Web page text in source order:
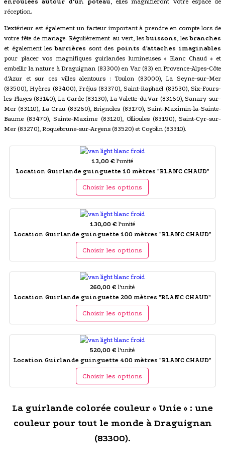
réception.
L'extérieur est également un facteur important à prendre en compte lors de
votre fête de mariage. Régulièrement au vert, lesbuissons , lesbranches
et également lesbarrières sont des points d'attaches imaginables
pour placer vos magnifiques guirlandes lumineuses « Blanc Chaud » et
embellir la nature à Draguignan (83300) en Var (83) en Provence-Alpes-Côte
d’Azur et sur ces villes alentours : Toulon (83000), La Seyne-sur-Mer
(83500), Hyères (83400), Fréjus (83370), Saint-Raphaël (83530), Six-Fours-
les-Plages (83140), La Garde (83130), La Valette-du-Var (83160), Sanary-sur-
Mer (83110), La Crau (83260), Brignoles (83170), Saint-Maximin-la-Sainte-
Baume (83470), Sainte-Maxime (83120), Ollioules (83190), Saint-Cyr-sur-
Mer (83270), Roquebrune-sur-Argens (83520) et Cogolin (83310).
13,00 € l'unité
Location Guirlande guinguette 10 mètres "BLANC CHAUD"
Choisir les options
130,00 € l'unité
Location Guirlande guinguette 100 mètres "BLANC CHAUD"
Choisir les options
260,00 € l'unité
Location Guirlande guinguette 200 mètres "BLANC CHAUD"
Choisir les options
520,00 € l'unité
Location Guirlande guinguette 400 mètres "BLANC CHAUD"
Choisir les options
La guirlande colorée couleur « Unie » : une
couleur pour tout le monde à Draguignan
(83300).